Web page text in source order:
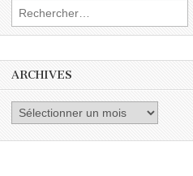
Rechercher :
ARCHIVES
Archives